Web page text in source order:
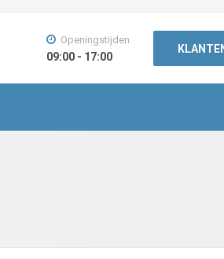
Openingstijden
09:00 - 17:00